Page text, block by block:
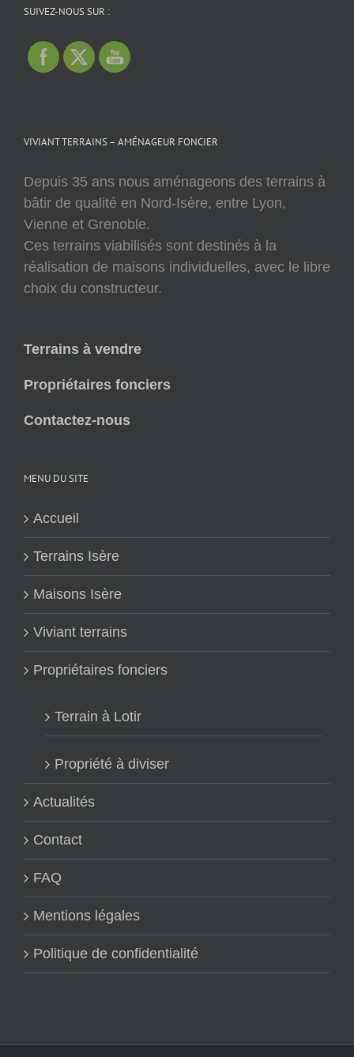
SUIVEZ-NOUS SUR :
VIVIANT TERRAINS – AMÉNAGEUR FONCIER
Depuis 35 ans nous aménageons des terrains à
bâtir de qualité en Nord-Isère, entre Lyon,
Vienne et Grenoble.
Ces terrains viabilisés sont destinés à la
réalisation de maisons individuelles, avec le libre
choix du constructeur.
Terrains à vendre
Propriétaires fonciers
Contactez-nous
MENU DU SITE
Accueil
Terrains Isère
Maisons Isère
Viviant terrains
Propriétaires fonciers
Terrain à Lotir
Propriété à diviser
Actualités
Contact
FAQ
Mentions légales
Politique de confidentialité